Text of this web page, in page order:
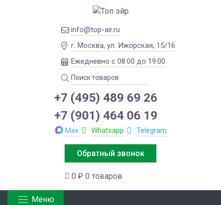
info@top-air.ru
г. Москва, ул. Ижорская, 15/16
Ежедневно с 08:00 до 19:00
+7 (495) 489 69 26
+7 (901) 464 06 19
Max Whatsapp Telegram
Обратный звонок
0 ₽ 0 товаров
Меню